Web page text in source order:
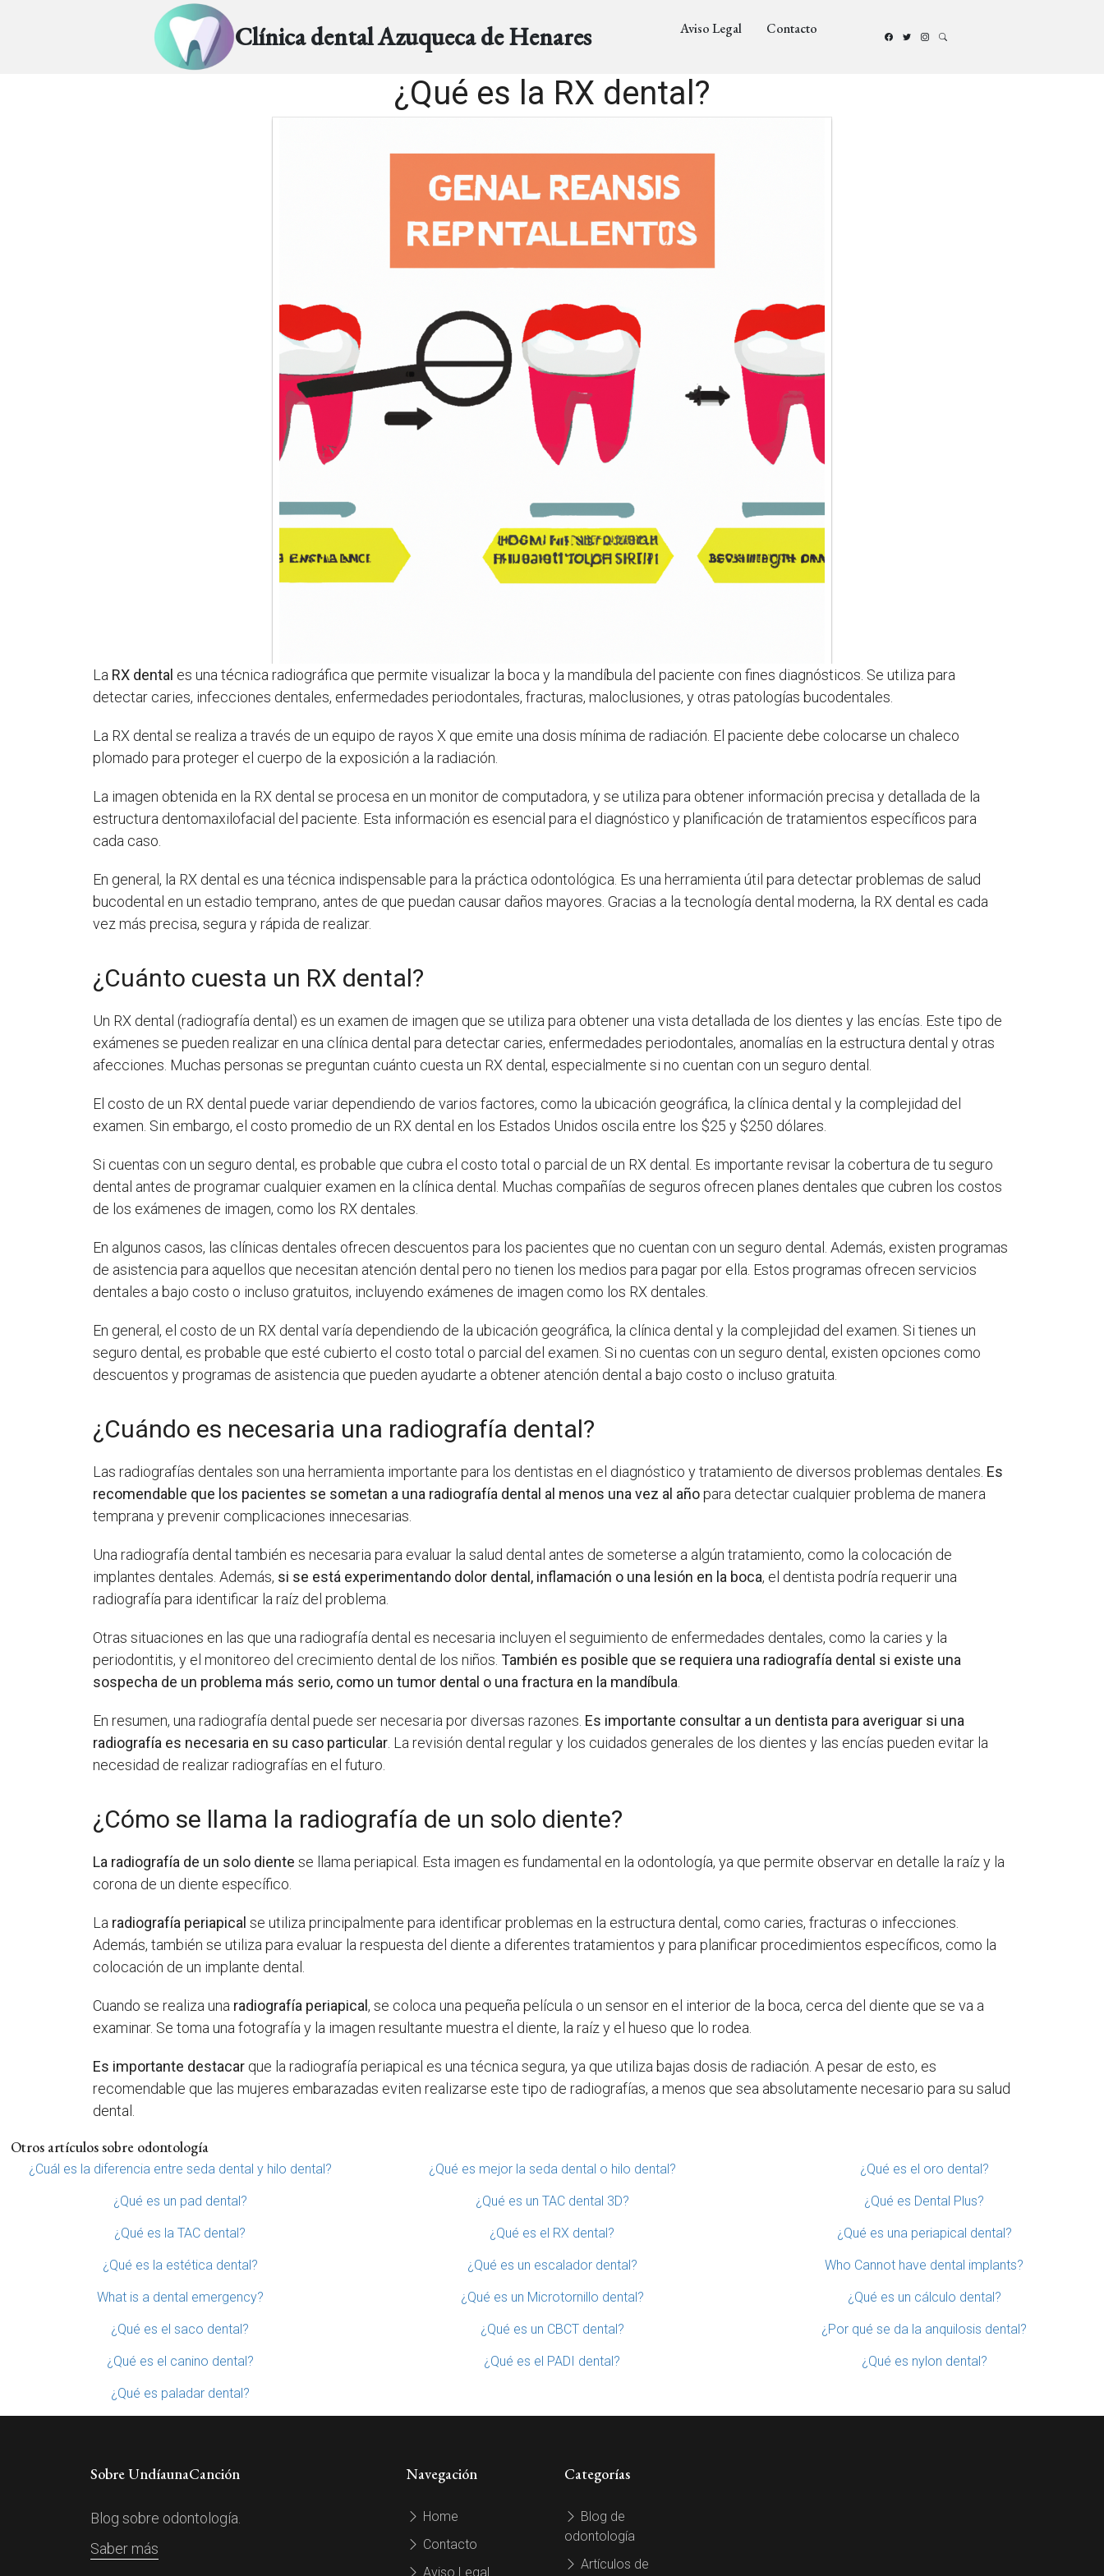
Clínica dental Azuqueca de Henares Aviso Legal Contacto
¿Qué es la RX dental?
La RX dental es una técnica radiográfica que permite visualizar la boca y la mandíbula del paciente con fines diagnósticos. Se utiliza para
detectar caries, infecciones dentales, enfermedades periodontales, fracturas, maloclusiones, y otras patologías bucodentales.
La RX dental se realiza a través de un equipo de rayos X que emite una dosis mínima de radiación. El paciente debe colocarse un chaleco
plomado para proteger el cuerpo de la exposición a la radiación.
La imagen obtenida en la RX dental se procesa en un monitor de computadora, y se utiliza para obtener información precisa y detallada de la
estructura dentomaxilofacial del paciente. Esta información es esencial para el diagnóstico y planificación de tratamientos específicos para
cada caso.
En general, la RX dental es una técnica indispensable para la práctica odontológica. Es una herramienta útil para detectar problemas de salud
bucodental en un estadio temprano, antes de que puedan causar daños mayores. Gracias a la tecnología dental moderna, la RX dental es cada
vez más precisa, segura y rápida de realizar.
¿Cuánto cuesta un RX dental?
Un RX dental (radiografía dental) es un examen de imagen que se utiliza para obtener una vista detallada de los dientes y las encías. Este tipo de
exámenes se pueden realizar en una clínica dental para detectar caries, enfermedades periodontales, anomalías en la estructura dental y otras
afecciones. Muchas personas se preguntan cuánto cuesta un RX dental, especialmente si no cuentan con un seguro dental.
El costo de un RX dental puede variar dependiendo de varios factores, como la ubicación geográfica, la clínica dental y la complejidad del
examen. Sin embargo, el costo promedio de un RX dental en los Estados Unidos oscila entre los $25 y $250 dólares.
Si cuentas con un seguro dental, es probable que cubra el costo total o parcial de un RX dental. Es importante revisar la cobertura de tu seguro
dental antes de programar cualquier examen en la clínica dental. Muchas compañías de seguros ofrecen planes dentales que cubren los costos
de los exámenes de imagen, como los RX dentales.
En algunos casos, las clínicas dentales ofrecen descuentos para los pacientes que no cuentan con un seguro dental. Además, existen programas
de asistencia para aquellos que necesitan atención dental pero no tienen los medios para pagar por ella. Estos programas ofrecen servicios
dentales a bajo costo o incluso gratuitos, incluyendo exámenes de imagen como los RX dentales.
En general, el costo de un RX dental varía dependiendo de la ubicación geográfica, la clínica dental y la complejidad del examen. Si tienes un
seguro dental, es probable que esté cubierto el costo total o parcial del examen. Si no cuentas con un seguro dental, existen opciones como
descuentos y programas de asistencia que pueden ayudarte a obtener atención dental a bajo costo o incluso gratuita.
¿Cuándo es necesaria una radiografía dental?
Las radiografías dentales son una herramienta importante para los dentistas en el diagnóstico y tratamiento de diversos problemas dentales. Es
recomendable que los pacientes se sometan a una radiografía dental al menos una vez al añopara detectar cualquier problema de manera
temprana y prevenir complicaciones innecesarias.
Una radiografía dental también es necesaria para evaluar la salud dental antes de someterse a algún tratamiento, como la colocación de
implantes dentales. Además, si se está experimentando dolor dental, inflamación o una lesión en la boca, el dentista podría requerir una
radiografía para identificar la raíz del problema.
Otras situaciones en las que una radiografía dental es necesaria incluyen el seguimiento de enfermedades dentales, como la caries y la
periodontitis, y el monitoreo del crecimiento dental de los niños.También es posible que se requiera una radiografía dental si existe una
sospecha de un problema más serio, como un tumor dental o una fractura en la mandíbula
En resumen, una radiografía dental puede ser necesaria por diversas razones. Es importante consultar a un dentista para averiguar si una
radiografía es necesaria en su caso particular . La revisión dental regular y los cuidados generales de los dientes y las encías pueden evitar la
necesidad de realizar radiografías en el futuro.
¿Cómo se llama la radiografía de un solo diente?
La radiografía de un solo diente se llama periapical. Esta imagen es fundamental en la odontología, ya que permite observar en detalle la raíz y la
corona de un diente específico.
La radiografía periapical se utiliza principalmente para identificar problemas en la estructura dental, como caries, fracturas o infecciones.
Además, también se utiliza para evaluar la respuesta del diente a diferentes tratamientos y para planificar procedimientos específicos, como la
colocación de un implante dental.
Cuando se realiza una radiografía periapical, se coloca una pequeña película o un sensor en el interior de la boca, cerca del diente que se va a
examinar. Se toma una fotografía y la imagen resultante muestra el diente, la raíz y el hueso que lo rodea.
Es importante destacar que la radiografía periapical es una técnica segura, ya que utiliza bajas dosis de radiación. A pesar de esto, es
recomendable que las mujeres embarazadas eviten realizarse este tipo de radiografías, a menos que sea absolutamente necesario para su salud
dental.
Otros artículos sobre odontología
¿Cuál es la diferencia entre seda dental y hilo dental? ¿Qué es mejor la seda dental o hilo dental? ¿Qué es el oro dental?
¿Qué es un pad dental? ¿Qué es un TAC dental 3D? ¿Qué es Dental Plus?
¿Qué es la TAC dental? ¿Qué es el RX dental? ¿Qué es una periapical dental?
¿Qué es la estética dental? ¿Qué es un escalador dental? Who Cannot have dental implants?
What is a dental emergency? ¿Qué es un Microtornillo dental? ¿Qué es un cálculo dental?
¿Qué es el saco dental? ¿Qué es un CBCT dental? ¿Por qué se da la anquilosis dental?
¿Qué es el canino dental? ¿Qué es el PADI dental? ¿Qué es nylon dental?
¿Qué es paladar dental?
Sobre UndíaunaCanción
Blog sobre odontología.
Saber más
Navegación
Home
Contacto
Aviso Legal
Categorías
Blog de
odontología
Artículos de